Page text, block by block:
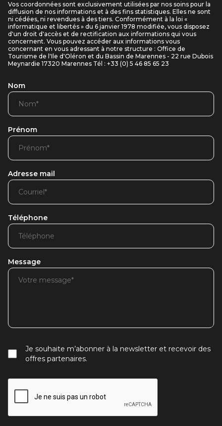
Vos coordonnées sont exclusivement utilisées par nos soins pour la
diffusion de nos informations et à des fins statistiques. Elles ne sont
ni cédées, ni revendues à des tiers. Conformément à la loi «
informatique et libertés » du 6 janvier 1978 modifiée, vous disposez
d'un droit d'accès et de rectification aux informations qui vous
concernent. Vous pouvez accéder aux informations vous
concernant en vous adressant à notre structure : Office de
Tourisme de l'Ile d'Oléron et du Bassin de Marennes - 22 rue Dubois
Meynardie 17320 Marennes Tél : +33 (0) 5 46 85 65 23
Nom
Prénom
Adresse mail
Téléphone
Message
Je souhaite m’abonner à la newsletter et recevoir des
offres partenaires.